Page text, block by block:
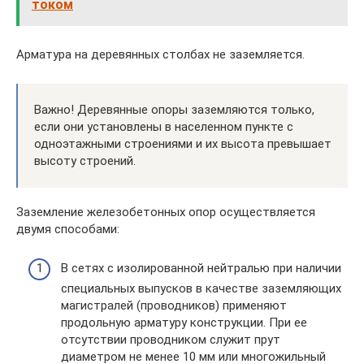
током
Арматура на деревянных столбах не заземляется.
Важно! Деревянные опоры заземляются только,
если они установлены в населенном пункте с
одноэтажными строениями и их высота превышает
высоту строений.
Заземление железобетонных опор осуществляется
двумя способами:
В сетях с изолированной нейтралью при наличии
специальных выпусков в качестве заземляющих
магистралей (проводников) применяют
продольную арматуру конструкции. При ее
отсутствии проводником служит прут
диаметром не менее 10 мм или многожильный